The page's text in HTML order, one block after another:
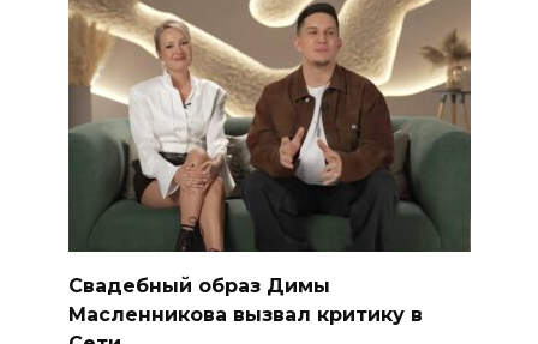
Свадебный образ Димы
Масленникова вызвал критику в